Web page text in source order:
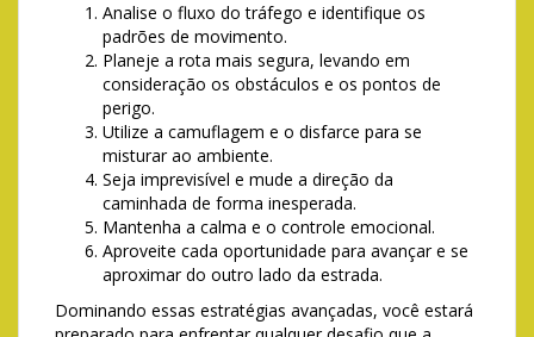
Analise o fluxo do tráfego e identifique os
padrões de movimento.
Planeje a rota mais segura, levando em
consideração os obstáculos e os pontos de
perigo.
Utilize a camuflagem e o disfarce para se
misturar ao ambiente.
Seja imprevisível e mude a direção da
caminhada de forma inesperada.
Mantenha a calma e o controle emocional.
Aproveite cada oportunidade para avançar e se
aproximar do outro lado da estrada.
Dominando essas estratégias avançadas, você estará